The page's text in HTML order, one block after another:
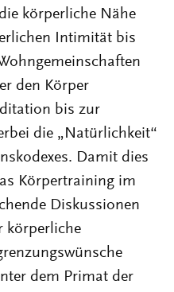
körperliche Nähe
Intimität bis
den Körper
bis zur
die „Natürlichkeit“
Damit dies
Körpertraining im
Diskussionen
körperliche
dem Primat der